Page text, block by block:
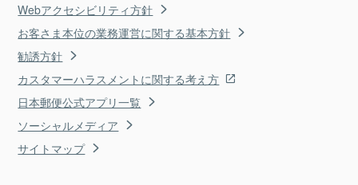
Webアクセシビリティ方針
お客さま本位の業務運営に関する基本方針
勧誘方針
カスタマーハラスメントに関する考え方
日本郵便公式アプリ一覧
ソーシャルメディア
サイトマップ